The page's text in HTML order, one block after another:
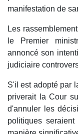
manifestation de
Les
le Premier
annoncé son
judiciaire
S'il est adopté par
priverait la Cour
d'annuler les
politiques